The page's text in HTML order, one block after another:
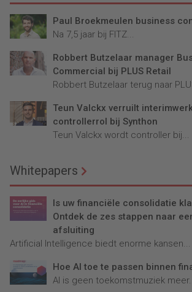
Paul Broekmeulen business
Na 7,5 jaar bij FITZ...
Robbert Butzelaar manager
Commercial bij PLUS Retail
Robbert Butzelaar terug naar
Teun Valckx verruilt
controllerrol bij Synthon
Teun Valckx wordt controller bij...
Whitepapers
Is uw financiële consolidatie
Ontdek de zes stappen naar
afsluiting
Artificial Intelligence biedt enorme kansen...
Hoe AI toe te passen binnen
AI is geen toekomstmuziek